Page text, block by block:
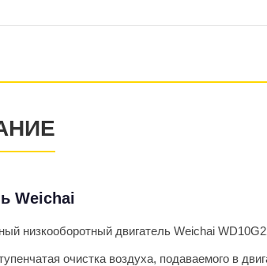
Weichai
низкооборотный двигатель Weichai
очистка воздуха, подаваемого в